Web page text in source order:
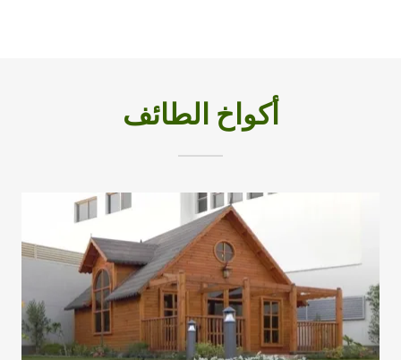
أكواخ الطائف